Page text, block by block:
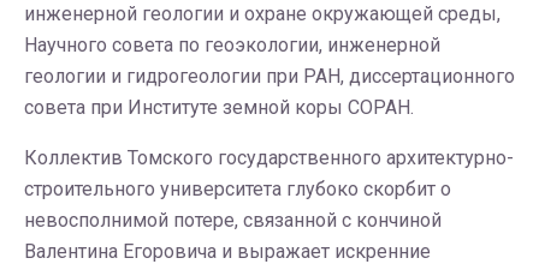
инженерной геологии и охране окружающей среды,
Научного совета по геоэкологии, инженерной
геологии и гидрогеологии при РАН, диссертационного
совета при Институте земной коры СОРАН.
Коллектив Томского государственного архитектурно-
строительного университета глубоко скорбит о
невосполнимой потере, связанной с кончиной
Валентина Егоровича и выражает искренние